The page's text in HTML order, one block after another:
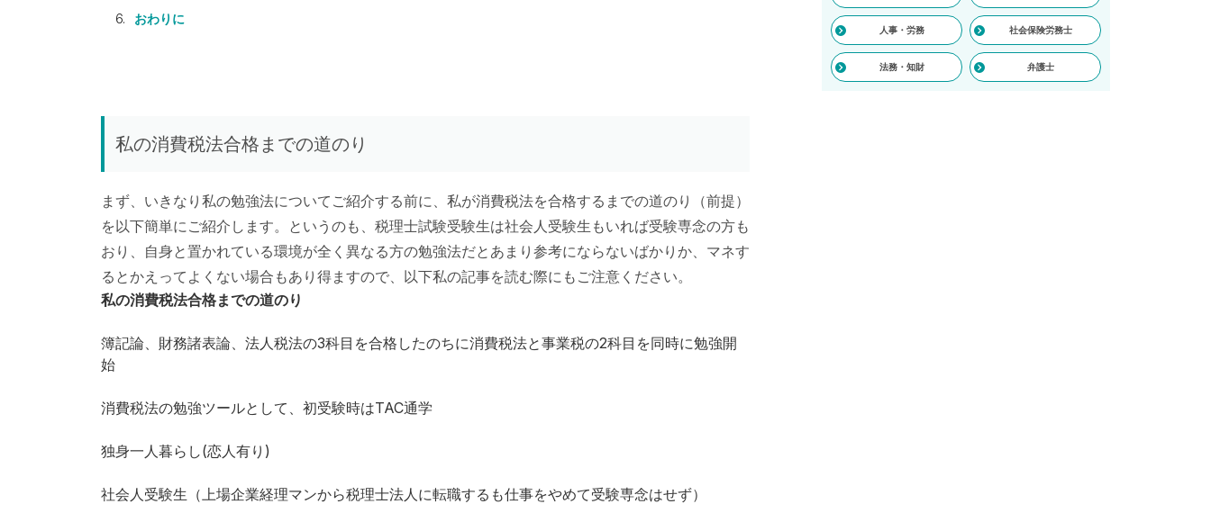
おわりに
私の消費税法合格までの道のり
まず、いきなり私の勉強法についてご紹介する前に、私が消費税法を合格するまでの道のり（前提）
を以下簡単にご紹介します。というのも、税理士試験受験生は社会人受験生もいれば受験専念の方も
おり、自身と置かれている環境が全く異なる方の勉強法だとあまり参考にならないばかりか、マネす
るとかえってよくない場合もあり得ますので、以下私の記事を読む際にもご注意ください。
私の消費税法合格までの道のり
簿記論、財務諸表論、法人税法の3科目を合格したのちに消費税法と事業税の2科目を同時に勉強開
始
消費税法の勉強ツールとして、初受験時はTAC通学
独身一人暮らし(恋人有り)
社会人受験生（上場企業経理マンから税理士法人に転職するも仕事をやめて受験専念はせず）
人事・労務 社会保険労務士
法務・知財 弁護士